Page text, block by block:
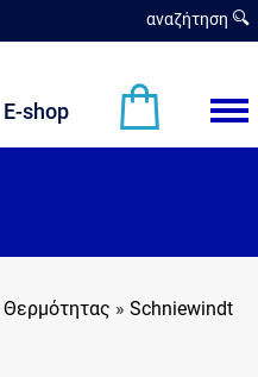
αναζήτηση
E-shop
» Schniewindt